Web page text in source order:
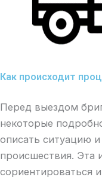
Как происходит
Перед выездом
некоторые
описать ситуацию
происшествия.
сориентироваться